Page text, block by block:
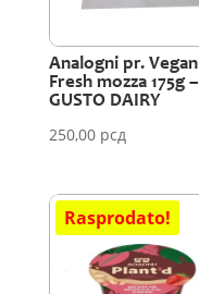
Analogni pr. Vegan
Fresh mozza 175g –
GUSTO DAIRY
250,00 рсд